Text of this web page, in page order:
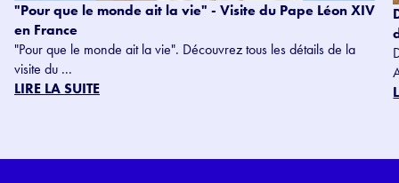
"Pour que le monde ait la vie" - Visite du Pape Léon XIV
en France
"Pour que le monde ait la vie". Découvrez tous les détails de la
visite du ...
LIRE LA SUITE